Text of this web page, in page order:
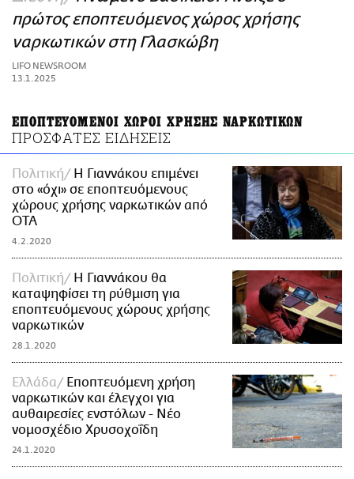
ΑΜΠΑ
PRINT
πρώτος εποπτευόμενος χώρος χρήσης
ναρκωτικών στη Γλασκώβη
LIFO NEWSROOM
13.1.2025
ΕΠΟΠΤΕΥΟΜΕΝΟΙ ΧΩΡΟΙ ΧΡΗΣΗΣ ΝΑΡΚΩΤΙΚΩΝ
ΠΡΟΣΦΑΤΕΣ ΕΙΔΗΣΕΙΣ
Πολιτική
Η Γιαννάκου επιμένει
στο «όχι» σε εποπτευόμενους
χώρους χρήσης ναρκωτικών από
ΟΤΑ
4.2.2020
Πολιτική
Η Γιαννάκου θα
καταψηφίσει τη ρύθμιση για
εποπτευόμενους χώρους χρήσης
ναρκωτικών
28.1.2020
Ελλάδα
Εποπτευόμενη χρήση
ναρκωτικών και έλεγχοι για
αυθαιρεσίες ενστόλων - Νέο
νομοσχέδιο Χρυσοχοΐδη
24.1.2020